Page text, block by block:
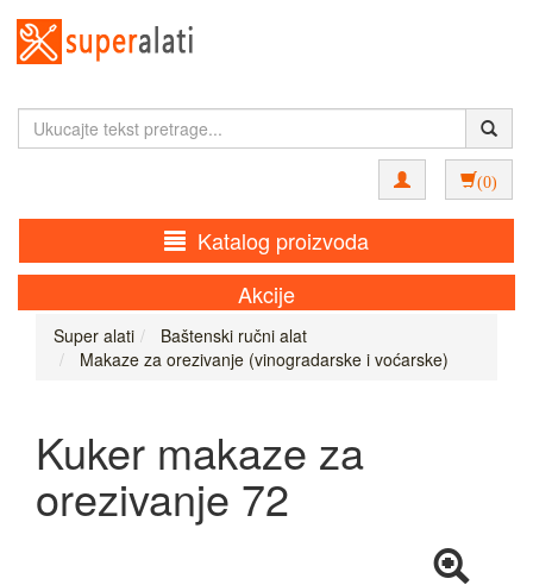
(0)
Katalog proizvoda
Akcije
Super alati
Baštenski ručni alat
Makaze za orezivanje (vinogradarske i voćarske)
Kuker makaze za
orezivanje 72